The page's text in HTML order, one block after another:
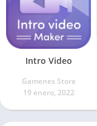
Intro Video
Gamenes Store
19 enero, 2022